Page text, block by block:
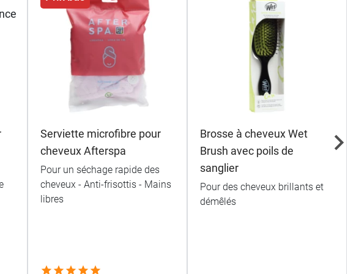
Serviette microfibre pour
cheveux Afterspa
Pour un séchage rapide des
cheveux - Anti-frisottis - Mains
libres
Brosse à cheveux Wet
Brush avec poils de
sanglier
Pour des cheveux brillants et
démêlés